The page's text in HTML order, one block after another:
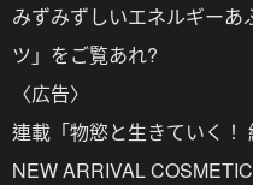
みずみずしいエネルギーあ
ツ」をご覧あれ?
〈広告〉
連載「物慾と生きていく！
NEW ARRIVAL